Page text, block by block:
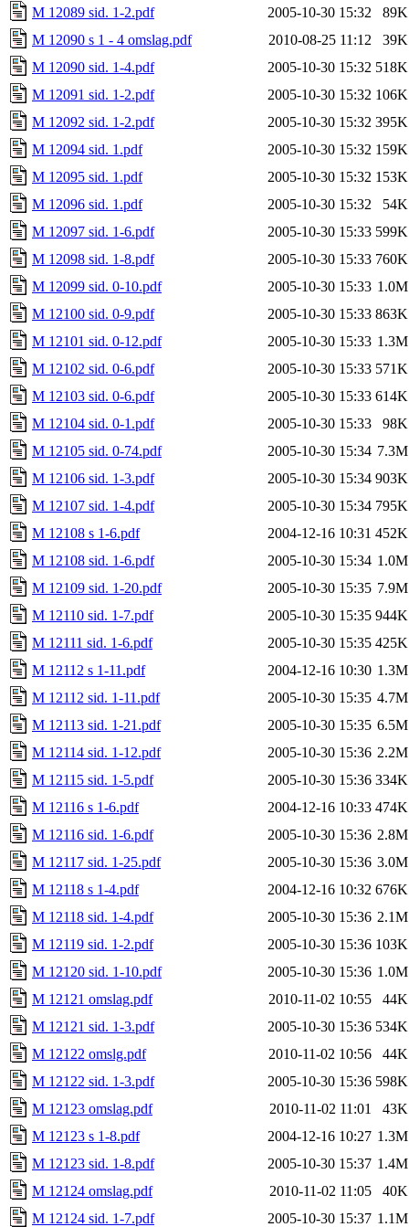
M 12089 sid. 1-2.pdf 2005-10-30 15:32
89K
M 12090 s 1 - 4 omslag.pdf
2010-08-25 11:12
39K
M 12090 sid. 1-4.pdf
2005-10-30 15:32 518K
M 12091 sid. 1-2.pdf
2005-10-30 15:32 106K
M 12092 sid. 1-2.pdf
2005-10-30 15:32 395K
M 12094 sid. 1.pdf
2005-10-30 15:32 159K
M 12095 sid. 1.pdf
2005-10-30 15:32 153K
M 12096 sid. 1.pdf
2005-10-30 15:32
54K
M 12097 sid. 1-6.pdf
2005-10-30 15:33 599K
M 12098 sid. 1-8.pdf
2005-10-30 15:33 760K
M 12099 sid. 0-10.pdf
2005-10-30 15:33 1.0M
M 12100 sid. 0-9.pdf
2005-10-30 15:33 863K
M 12101 sid. 0-12.pdf
2005-10-30 15:33 1.3M
M 12102 sid. 0-6.pdf
2005-10-30 15:33 571K
M 12103 sid. 0-6.pdf
2005-10-30 15:33 614K
M 12104 sid. 0-1.pdf
2005-10-30 15:33
98K
M 12105 sid. 0-74.pdf
2005-10-30 15:34 7.3M
M 12106 sid. 1-3.pdf
2005-10-30 15:34 903K
M 12107 sid. 1-4.pdf
2005-10-30 15:34 795K
M 12108 s 1-6.pdf
2004-12-16 10:31 452K
M 12108 sid. 1-6.pdf
2005-10-30 15:34 1.0M
M 12109 sid. 1-20.pdf
2005-10-30 15:35 7.9M
M 12110 sid. 1-7.pdf
2005-10-30 15:35 944K
M 12111 sid. 1-6.pdf
2005-10-30 15:35 425K
M 12112 s 1-11.pdf
2004-12-16 10:30 1.3M
M 12112 sid. 1-11.pdf
2005-10-30 15:35 4.7M
M 12113 sid. 1-21.pdf
2005-10-30 15:35 6.5M
M 12114 sid. 1-12.pdf
2005-10-30 15:36 2.2M
M 12115 sid. 1-5.pdf
2005-10-30 15:36 334K
M 12116 s 1-6.pdf
2004-12-16 10:33 474K
M 12116 sid. 1-6.pdf
2005-10-30 15:36 2.8M
M 12117 sid. 1-25.pdf
2005-10-30 15:36 3.0M
M 12118 s 1-4.pdf
2004-12-16 10:32 676K
M 12118 sid. 1-4.pdf
2005-10-30 15:36 2.1M
M 12119 sid. 1-2.pdf
2005-10-30 15:36 103K
M 12120 sid. 1-10.pdf
2005-10-30 15:36 1.0M
M 12121 omslag.pdf
2010-11-02 10:55
44K
M 12121 sid. 1-3.pdf
2005-10-30 15:36 534K
M 12122 omslg.pdf
2010-11-02 10:56
44K
M 12122 sid. 1-3.pdf
2005-10-30 15:36 598K
M 12123 omslag.pdf
2010-11-02 11:01
43K
M 12123 s 1-8.pdf
2004-12-16 10:27 1.3M
M 12123 sid. 1-8.pdf
2005-10-30 15:37 1.4M
M 12124 omslag.pdf
2010-11-02 11:05
40K
M 12124 sid. 1-7.pdf
2005-10-30 15:37 1.1M